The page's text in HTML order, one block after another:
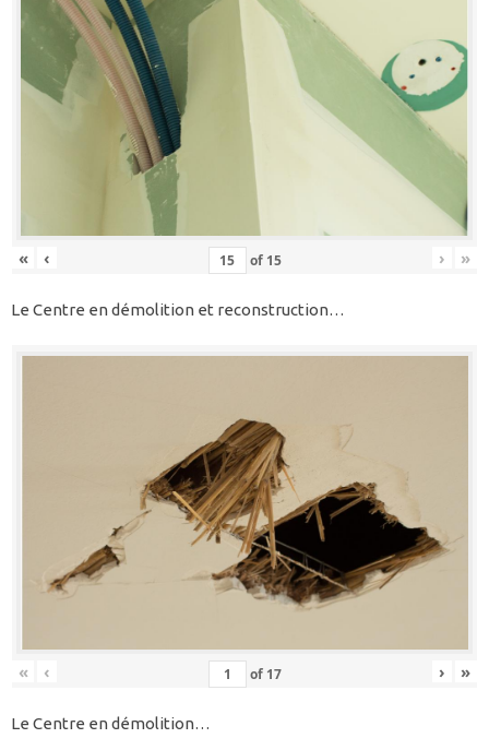
« ‹ of 15 › »
Le Centre en démolition et reconstruction…
« ‹ of 17 › »
Le Centre en démolition…